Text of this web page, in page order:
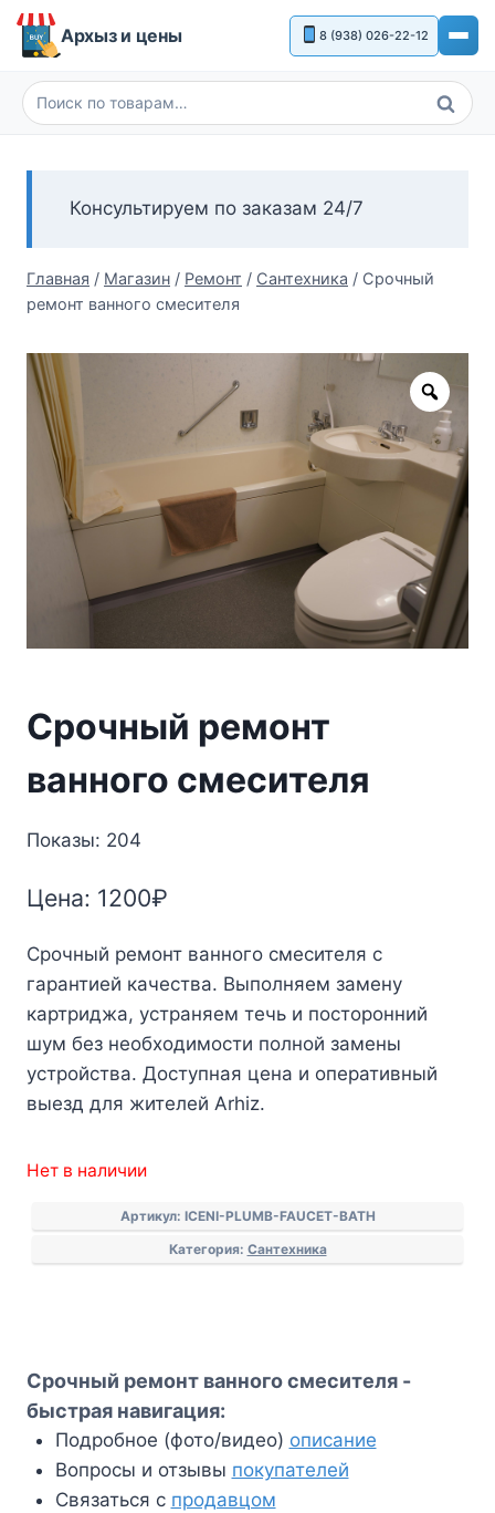
Перейти
Архыз и цены 8 (938) 026-22-12
Искать:
Поиск
Консультируем по заказам 24/7
Главная / Магазин / Ремонт / Сантехника / Срочный
ремонт ванного смесителя
Zoom
Срочный ремонт
ванного смесителя
Показы: 204
Цена: 1200₽
Срочный ремонт ванного смесителя с
гарантией качества. Выполняем замену
картриджа, устраняем течь и посторонний
шум без необходимости полной замены
устройства. Доступная цена и оперативный
выезд для жителей Arhiz.
Нет в наличии
Артикул: ICENI-PLUMB-FAUCET-BATH
Категория: Сантехника
Срочный ремонт ванного смесителя -
быстрая навигация:
Подробное (фото/видео) описание
Вопросы и отзывы покупателей
Связаться с продавцом